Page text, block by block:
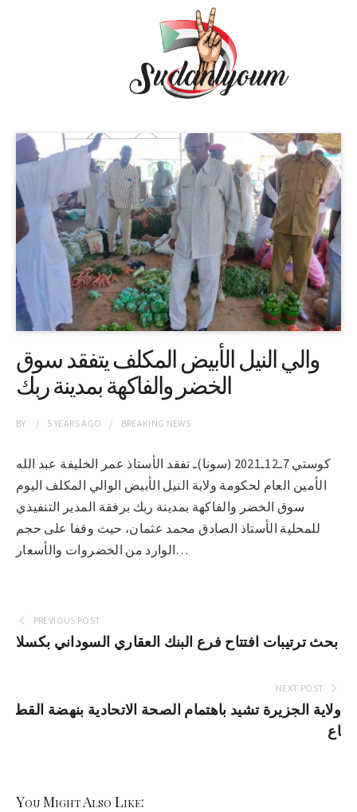
والي النيل الأبيض المكلف يتفقد سوق
الخضر والفاكهة بمدينة ربك
BY 5 YEARSAGO BREAKING NEWS
كوستي 7ـ12ـ2021 (سونا)ـ تفقد الأستاذ عمر الخليفة عبد الله
الأمين العام لحكومة ولاية النيل الأبيض الوالي المكلف اليوم
سوق الخضر والفاكهة بمدينة ربك برفقة المدير التنفيذي
للمحلية الأستاذ الصادق محمد عثمان، حيث وقفا على حجم
الوارد من الخضروات والأسعار…
PREVIOUS POST
بحث ترتيبات افتتاح فرع البنك العقاري السوداني بكسلا
NEXT POST
ولاية الجزيرة تشيد باهتمام الصحة الاتحادية بنهضة القط
اع
You Might Also Like: